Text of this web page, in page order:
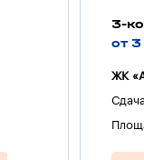
3-
от
ЖК